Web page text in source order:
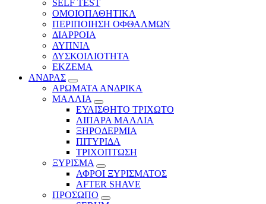
SELF TEST
ΟΜΟΙΟΠΑΘΗΤΙΚΑ
ΠΕΡΙΠΟΙΗΣΗ ΟΦΘΑΛΜΩΝ
ΔΙΑΡΡΟΙΑ
ΑΥΠΝΙΑ
ΔΥΣΚΟΙΛΙΟΤΗΤΑ
ΕΚΖΕΜΑ
ΑΝΔΡΑΣ
ΑΡΩΜΑΤΑ ΑΝΔΡΙΚΑ
ΜΑΛΛΙΑ
ΕΥΑΙΣΘΗΤΟ ΤΡΙΧΩΤΟ
ΛΙΠΑΡΑ ΜΑΛΛΙΑ
ΞΗΡΟΔΕΡΜΙΑ
ΠΙΤΥΡΙΔΑ
ΤΡΙΧΟΠΤΩΣΗ
ΞΥΡΙΣΜΑ
ΑΦΡΟΙ ΞΥΡΙΣΜΑΤΟΣ
AFTER SHAVE
ΠΡΟΣΩΠΟ